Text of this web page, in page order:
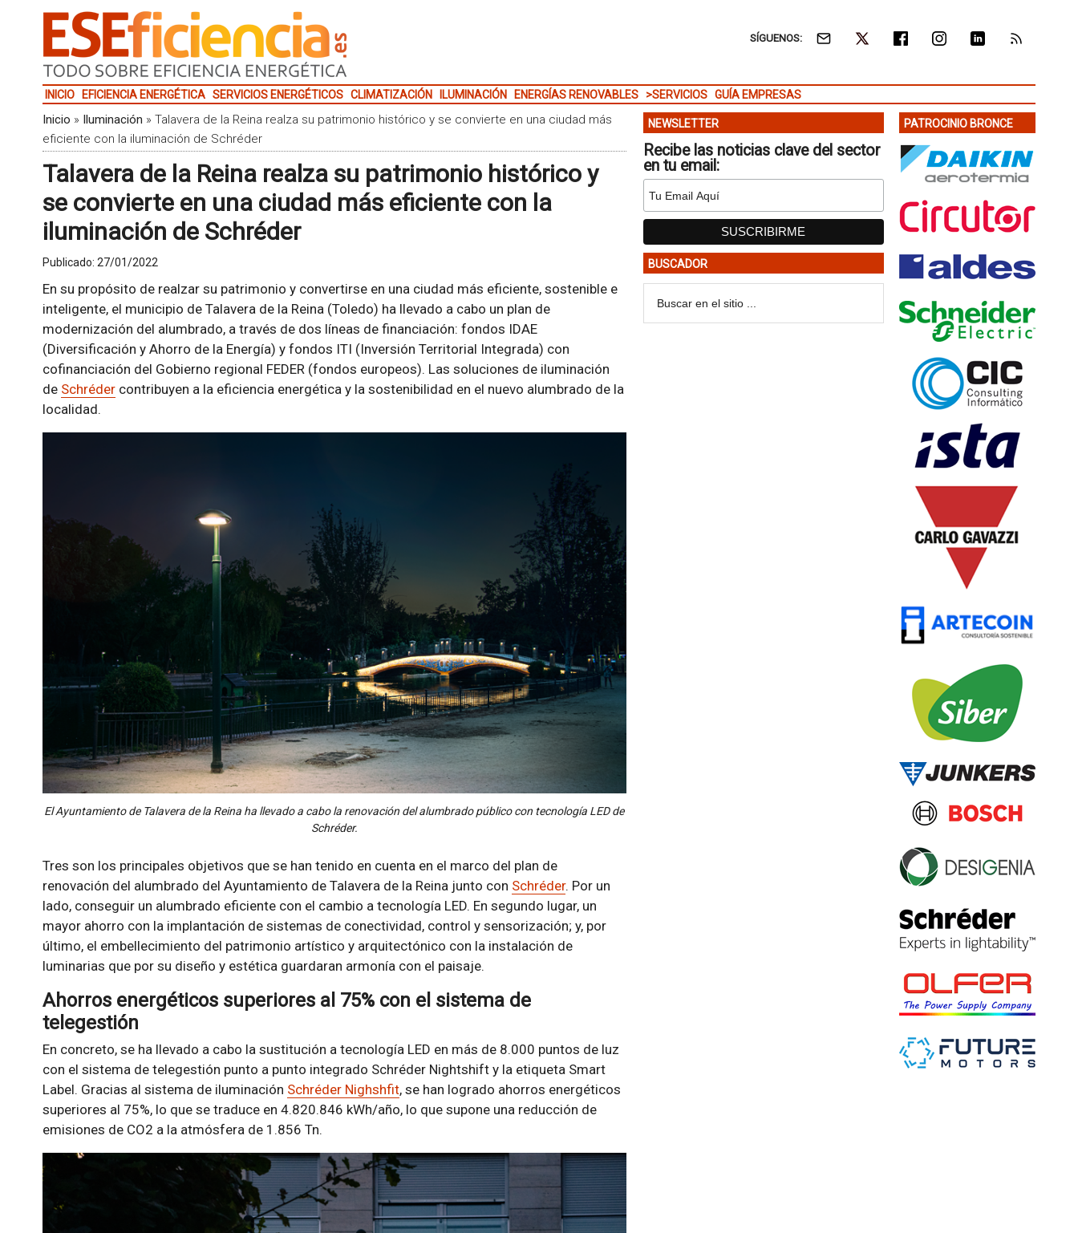
SÍGUENOS:
INICIO EFICIENCIA ENERGÉTICA SERVICIOS ENERGÉTICOS CLIMATIZACIÓN ILUMINACIÓN ENERGÍAS RENOVABLES >SERVICIOS GUÍA EMPRESAS
Inicio » Iluminación » Talavera de la Reina realza su patrimonio histórico y se convierte en una ciudad más
eficiente con la iluminación de Schréder
Talavera de la Reina realza su patrimonio histórico y
se convierte en una ciudad más eficiente con la
iluminación de Schréder
Publicado: 27/01/2022
En su propósito de realzar su patrimonio y convertirse en una ciudad más eficiente, sostenible e
inteligente, el municipio de Talavera de la Reina (Toledo) ha llevado a cabo un plan de
modernización del alumbrado, a través de dos líneas de financiación: fondos IDAE
(Diversificación y Ahorro de la Energía) y fondos ITI (Inversión Territorial Integrada) con
cofinanciación del Gobierno regional FEDER (fondos europeos). Las soluciones de iluminación
de Schrédercontribuyen a la eficiencia energética y la sostenibilidad en el nuevo alumbrado de la
localidad.
El Ayuntamiento de Talavera de la Reina ha llevado a cabo la renovación del alumbrado público con tecnología LED de
Schréder.
Tres son los principales objetivos que se han tenido en cuenta en el marco del plan de
renovación del alumbrado del Ayuntamiento de Talavera de la Reina junto con Schréder. Por un
lado, conseguir un alumbrado eficiente con el cambio a tecnología LED. En segundo lugar, un
mayor ahorro con la implantación de sistemas de conectividad, control y sensorización; y, por
último, el embellecimiento del patrimonio artístico y arquitectónico con la instalación de
luminarias que por su diseño y estética guardaran armonía con el paisaje.
Ahorros energéticos superiores al 75% con el sistema de
telegestión
En concreto, se ha llevado a cabo la sustitución a tecnología LED en más de 8.000 puntos de luz
con el sistema de telegestión punto a punto integrado Schréder Nightshift y la etiqueta Smart
Label. Gracias al sistema de iluminación Schréder Nighshfit, se han logrado ahorros energéticos
superiores al 75%, lo que se traduce en 4.820.846 kWh/año, lo que supone una reducción de
emisiones de CO2 a la atmósfera de 1.856 Tn.
NEWSLETTER
Recibe las noticias clave del sector
en tu email:
BUSCADOR
PATROCINIO BRONCE